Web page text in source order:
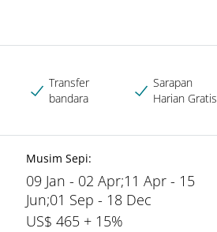
Transfer
bandara
Sarapan
Harian Gratis
Musim Sepi:
09 Jan - 02 Apr;11 Apr - 15
Jun;01 Sep - 18 Dec
US$ 465 + 15%